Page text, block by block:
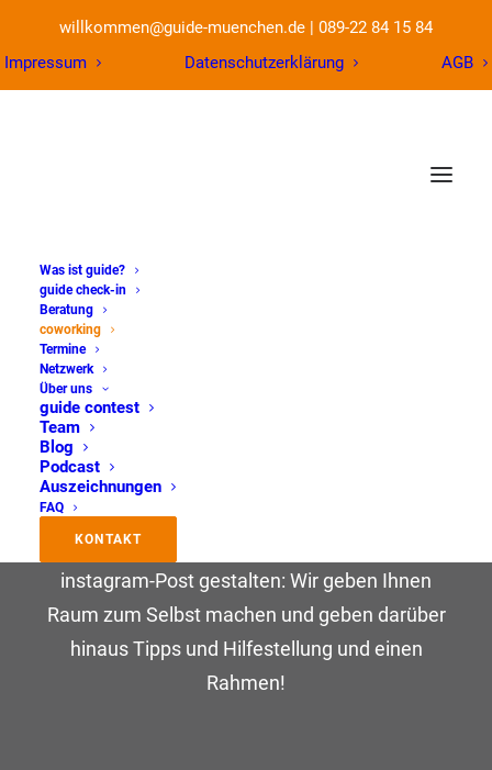
willkommen@guide-muenchen.de | 089-22 84 15 84
Impressum
Datenschutzerklärung AGB
Was ist guide?
guide check-in
Beratung
coworking
Termine
Netzwerk
Über uns
guide contest
Team
Blog
Podcast
Auszeichnungen
FAQ
KONTAKT
coworking_day
Ein Vormittag bei uns im Meetingraum – wir
helfen bei allen Belangen rund um die
Gründung! Ob Geschäftskonzept schreiben,
Marketingkonzept erstellen oder den ersten
instagram-Post gestalten: Wir geben Ihnen
Raum zum Selbst machen und geben darüber
hinaus Tipps und Hilfestellung und einen
Rahmen!